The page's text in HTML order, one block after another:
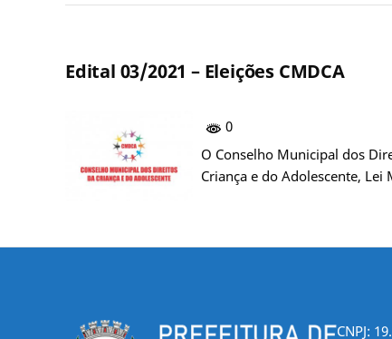
Edital 03/2021 – Eleições CMDCA
0
O Conselho Municipal dos
Criança e do Adolescente,
CNPJ: